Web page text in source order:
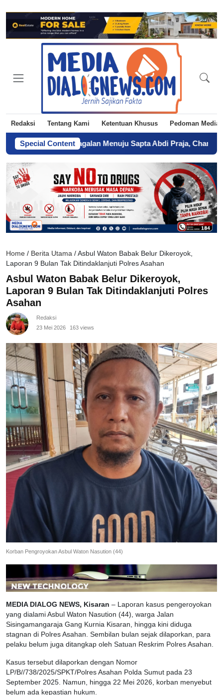
Redaksi Tentang Kami Ketentuan Khusus Pedoman Media
Special Content
Dari Kegagalan Menuju Sapta Abdi Praja, Charina Anggie
Home / Berita Utama / Asbul Waton Babak Belur Dikeroyok,
Laporan 9 Bulan Tak Ditindaklanjuti Polres Asahan
Asbul Waton Babak Belur Dikeroyok,
Laporan 9 Bulan Tak Ditindaklanjuti Polres
Asahan
Redaksi
23 Mei 2026
163 views
Korban Pengroyokan Asbul Waton Nasution (44)
MEDIA DIALOG NEWS, Kisaran – Laporan kasus pengeroyokan
yang dialami Asbul Waton Nasution (44), warga Jalan
Sisingamangaraja Gang Kurnia Kisaran, hingga kini diduga
stagnan di Polres Asahan. Sembilan bulan sejak dilaporkan, para
pelaku belum juga ditangkap oleh Satuan Reskrim Polres Asahan.
Kasus tersebut dilaporkan dengan Nomor
LP/B//738/2025/SPKT/Polres Asahan Polda Sumut pada 23
September 2025. Namun, hingga 22 Mei 2026, korban menyebut
belum ada kepastian hukum.